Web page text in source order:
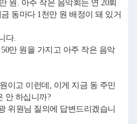
원. 아주 작은 음악회는 연 20회
동마다 1천만 원 배정이 돼 있거
다.
만 원을 가지고 아주 작은 음악
이고 이런데, 이게 지금 동 주민
안 하십니까?
위원님 질의에 답변드리겠습니